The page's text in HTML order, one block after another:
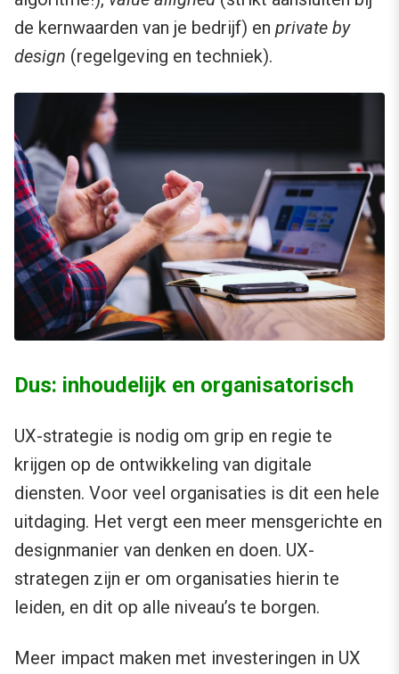
de kernwaarden van je bedrijf) en private by
design (regelgeving en techniek).
Dus: inhoudelijk en organisatorisch
UX-strategie is nodig om grip en regie te
krijgen op de ontwikkeling van digitale
diensten. Voor veel organisaties is dit een hele
uitdaging. Het vergt een meer mensgerichte en
designmanier van denken en doen. UX-
strategen zijn er om organisaties hierin te
leiden, en dit op alle niveau’s te borgen.
Meer impact maken met investeringen in UX